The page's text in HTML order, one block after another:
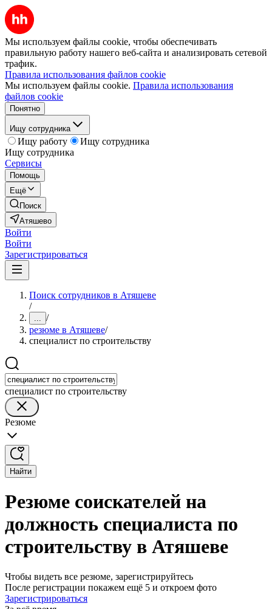
Мы используем файлы cookie, чтобы обеспечивать
правильную работу нашего веб-сайта и анализировать сетевой
трафик.
Правила использования файлов cookie
Мы используем файлы cookie. Правила использования
файлов cookie
Понятно
Ищу сотрудника
Ищу работу
Ищу сотрудника
Ищу сотрудника
Сервисы
Помощь
Ещё
Поиск
Атяшево
Войти
Войти
Зарегистрироваться
Поиск сотрудников в Атяшеве
/
... /
резюме в Атяшеве/
специалист по строительству
специалист по строительству
Резюме
Найти
Резюме соискателей на
должность специалиста по
строительству в Атяшеве
Чтобы видеть все резюме, зарегистрируйтесь
После регистрации покажем ещё 5 и откроем фото
Зарегистрироваться